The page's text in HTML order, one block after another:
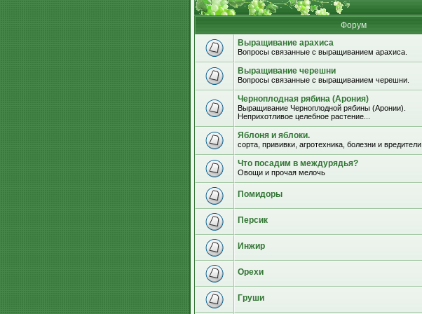
Форум
Выращивание арахиса
Вопросы связанные с выращиванием арахиса.
Выращивание черешни
Вопросы связанные с выращиванием черешни.
Черноплодная рябина (Арония)
Выращивание Черноплодной рябины (Аронии).
Неприхотливое целебное растение...
Яблоня и яблоки.
сорта, прививки, агротехника, болезни и вредители
Что посадим в междурядья?
Овощи и прочая мелочь
Помидоры
Персик
Инжир
Орехи
Груши